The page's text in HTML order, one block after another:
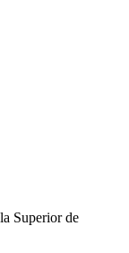
Superior de